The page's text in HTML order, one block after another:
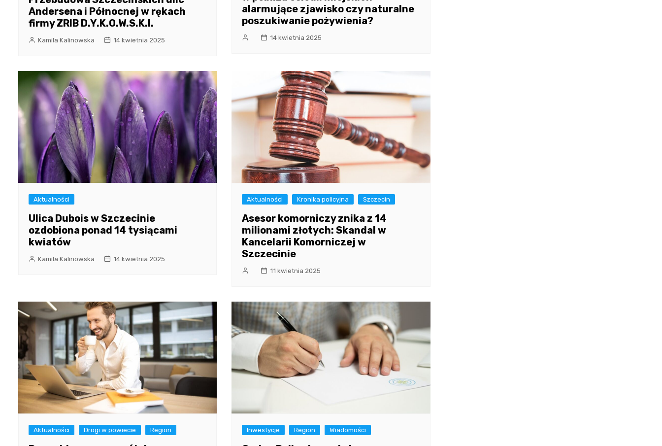
Andersena i Północnej w rękach
firmy ZRIB D.Y.K.O.W.S.K.I.
Kamila Kalinowska 14 kwietnia 2025
alarmujące zjawisko czy naturalne
poszukiwanie pożywienia?
14 kwietnia 2025
Aktualności
Ulica Dubois w Szczecinie
ozdobiona ponad 14 tysiącami
kwiatów
Kamila Kalinowska 14 kwietnia 2025
Aktualności Kronika policyjna Szczecin
Asesor komorniczy znika z 14
milionami złotych: Skandal w
Kancelarii Komorniczej w
Szczecinie
11 kwietnia 2025
Aktualności Drogi w powiecie Region Inwestycje Region Wiadomości